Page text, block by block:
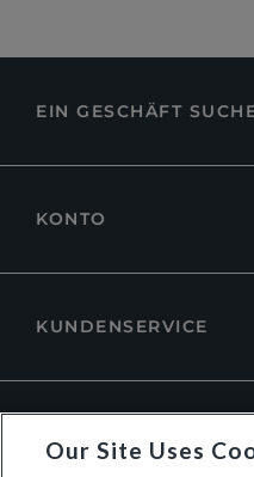
EIN GESCHÄFT
KONTO
KUNDENSERVICE
Our Site Uses